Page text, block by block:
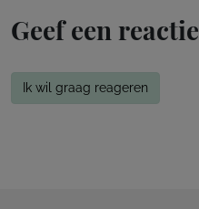
Geef een reactie
Ik wil graag reageren